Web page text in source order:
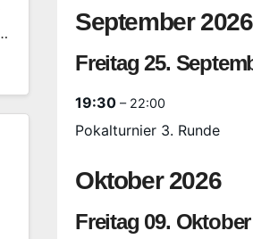
September 2026
Freitag 25.
19:30 – 22:00
Pokalturnier 3. Runde
Oktober 2026
Freitag 09. Oktober